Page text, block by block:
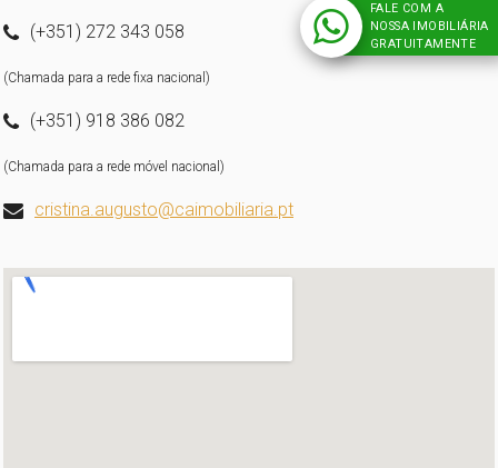
(+351) 272 343 058
(Chamada para a rede fixa nacional)
(+351) 918 386 082
(Chamada para a rede móvel nacional)
cristina.augusto@caimobiliaria.pt
FALE COM A
NOSSA IMOBILIÁRIA
GRATUITAMENTE